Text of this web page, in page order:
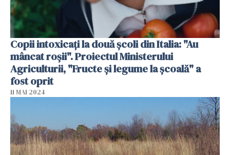
Copii intoxicați la două școli din Italia: "Au
mâncat roșii". Proiectul Ministerului
Agriculturii, "Fructe și legume la școală" a
fost oprit
11 MAI 2024